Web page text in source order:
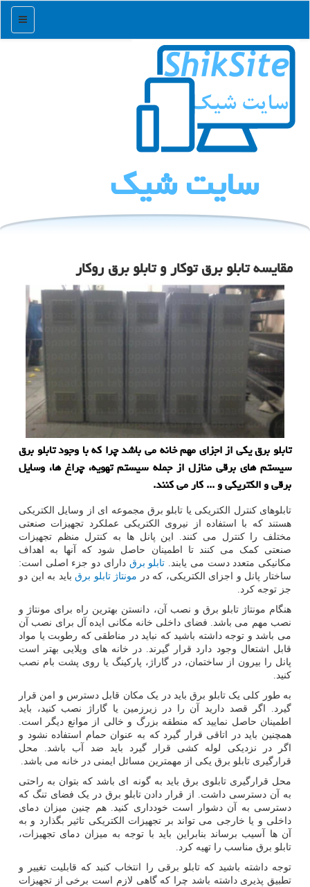
منو
سایت شیك
مقایسه تابلو برق توکار و تابلو برق روکار
تابلو برق یکی از اجزای مهم خانه می باشد چرا که با وجود تابلو برق
سیستم های برقی منازل از جمله سیستم تهویه، چراغ ‌ها، وسایل
برقی و الکتریکی و ... کار می کنند.
تابلوهای کنترل الکتریکی یا تابلو برق مجموعه ای از وسایل الکتریکی
هستند که با استفاده از نیروی الکتریکی عملکرد تجهیزات صنعتی
مختلف را کنترل می کنند. این پانل ها به کنترل منظم تجهیزات
صنعتی کمک می کنند تا اطمینان حاصل شود که آنها به اهداف
مکانیکی متعدد دست می یابند. تابلو برق دارای دو جزء اصلی است:
ساختار پانل و اجزای الکتریکی، که در مونتاژ تابلو برقباید به این دو
جز توجه کرد.
هنگام مونتاژ تابلو برق و نصب آن، دانستن بهترین راه برای مونتاژ و
نصب مهم می باشد. فضای داخلی خانه مکانی ایده آل برای نصب آن
می باشد و توجه داشته باشید که نباید در مناطقی که رطوبت یا مواد
قابل اشتعال وجود دارد قرار گیرند. در خانه های ویلایی بهتر است
پانل را بیرون از ساختمان، در گاراژ، پارکینگ یا روی پشت بام نصب
کنید.
به طور کلی یک تابلو برق باید در یک مکان قابل دسترس و امن قرار
گیرد. اگر قصد دارید آن را در زیرزمین یا گاراژ نصب کنید، باید
اطمینان حاصل نمایید که منطقه بزرگ و خالی از موانع دیگر است.
همچنین باید در اتاقی قرار گیرد که به عنوان حمام استفاده نشود و
اگر در نزدیکی لوله کشی قرار گیرد باید ضد آب باشد. محل
قرارگیری تابلو برق یکی از مهمترین مسائل ایمنی در خانه می باشد.
محل قرارگیری تابلوی برق باید به گونه ای باشد که بتوان به راحتی
به آن دسترسی داشت. از قرار دادن تابلو برق در یک فضای تنگ که
دسترسی به آن دشوار است خودداری کنید. هم چنین میزان دمای
داخلی و یا خارجی می ‌تواند بر تجهیزات الکتریکی تاثیر بگذارد و به
آن ها آسیب برساند بنابراین باید با توجه به میزان دمای تجهیزات،
تابلو برق مناسب را تهیه کرد.
توجه داشته باشید که تابلو برقی را انتخاب کنبد که قابلیت تغییر و
تطبیق پذیری داشته باشد چرا که گاهی لازم است برخی از تجهیزات